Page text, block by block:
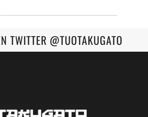
TWITTER @TUOTAKUGATO